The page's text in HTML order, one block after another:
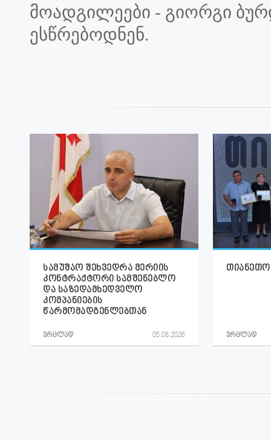
მოადგილეები - გიორგი
ესწრებოდნენ.
სამუშაო შეხვედრა მერიის
კონტრაქტორი სამშენებლო
და საზედამხედველო
კომპანიების
წარმომადგენლებთან
ვრცლად 05.08.2026 ვრცლად